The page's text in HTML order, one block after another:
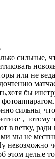
сильные,
или не
бы
сильны,
, потому
в ветку, ради
мы не
невозможно
этом целые